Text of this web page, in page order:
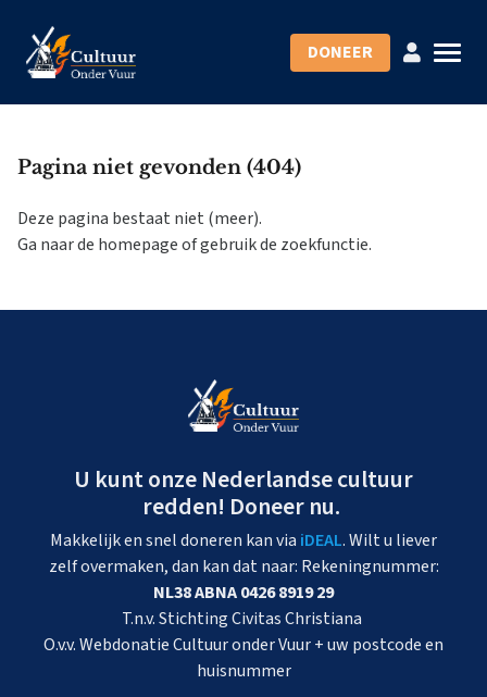
DONEER
Pagina niet gevonden (404)
Deze pagina bestaat niet (meer).
Ga naar de homepageof gebruik de zoekfunctie.
U kunt onze Nederlandse cultuur
redden! Doneer nu.
Makkelijk en snel doneren kan via iDEAL. Wilt u liever
zelf overmaken, dan kan dat naar: Rekeningnummer:
NL38 ABNA 0426 8919 29
T.n.v. Stichting Civitas Christiana
O.v.v. Webdonatie Cultuur onder Vuur + uw postcode en
huisnummer